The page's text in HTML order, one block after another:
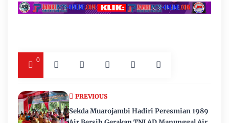
0
PREVIOUS
Sekda Muarojambi Hadiri Peresmian 1989